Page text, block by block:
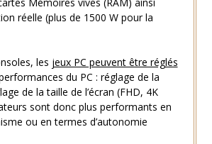
réelle (plus de 1500 W pour la
les jeux PC peuvent être réglés
du PC : réglage de la
de la taille de l’écran (FHD, 4K
sont donc plus performants en
ou en termes d’autonomie